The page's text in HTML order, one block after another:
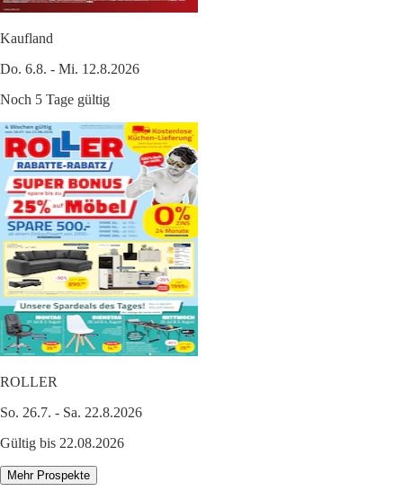
Kaufland
Do. 6.8. - Mi. 12.8.2026
Noch 5 Tage gültig
ROLLER
So. 26.7. - Sa. 22.8.2026
Gültig bis 22.08.2026
Mehr Prospekte